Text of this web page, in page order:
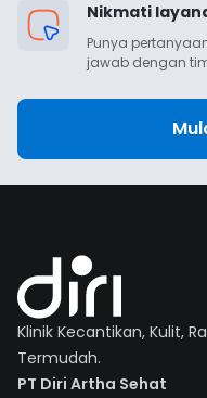
Nikmati
Punya
jawab dengan
Klinik Kecantikan, Kulit,
Termudah.
PT Diri Artha Sehat